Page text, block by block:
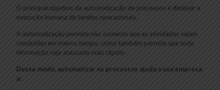
O principal objetivo da automatização de processos é diminuir a
execução humana de tarefas operacionais.
A automatização permite não somente que as atividades sejam
concluídas em menos tempo, como também permite que toda
informação seja acessada mais rápido.
Desse modo, automatizar os processos ajuda a sua empresa
a: